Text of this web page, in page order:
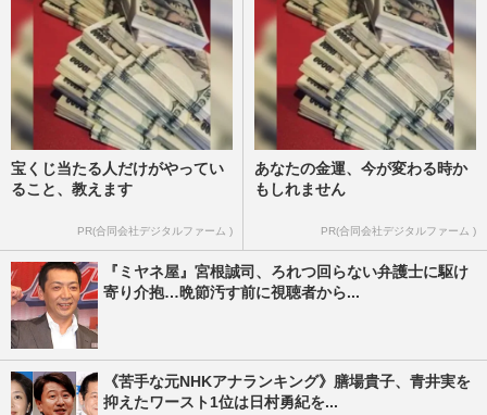
宝くじ当たる人だけがやってい
ること、教えます
PR(合同会社デジタルファーム )
あなたの金運、今が変わる時か
もしれません
PR(合同会社デジタルファーム )
『ミヤネ屋』宮根誠司、ろれつ回らない弁護士に駆け
寄り介抱…晩節汚す前に視聴者から...
《苦手な元NHKアナランキング》膳場貴子、青井実を
抑えたワースト1位は日村勇紀を...